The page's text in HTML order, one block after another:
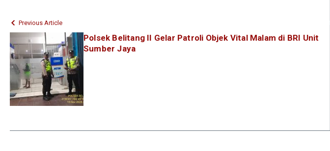
Previous Article
Polsek Belitang II Gelar Patroli Objek Vital Malam di BRI Unit
Sumber Jaya